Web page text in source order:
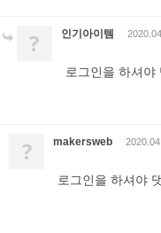
? 인기아이템
로그인을 하셔야
? makersweb
로그인을 하셔야